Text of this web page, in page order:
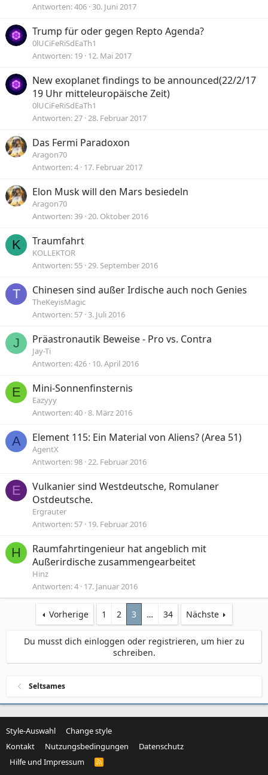
Antworten 406 30. Juni 2017
Trump für oder gegen Repto Agenda?
0lUCiFeRiSdEaTh1
Antworten 19 12. Mai 2017
New exoplanet findings to be announced(22/2/17
19 Uhr mitteleuropäische Zeit)
0lUCiFeRiSdEaTh1
Antworten 27 28. Februar 2017
Das Fermi Paradoxon
Aragon70
Antworten 4 17. Februar 2017
Elon Musk will den Mars besiedeln
Aragon70
Antworten 39 20. Oktober 2016
K Traumfahrt
KOLLEKTOR
Antworten 55 29. September 2016
T Chinesen sind außer Irdische auch noch Genies
TheKeyisMagic
Antworten 57 3. Juli 2016
J Präastronautik Beweise - Pro vs. Contra
Jay-Ti
Antworten 426 10. April 2016
E Mini-Sonnenfinsternis
Eazyyy
Antworten 40 8. März 2016
A Element 115: Ein Material von Aliens? (Area 51)
AgentX
Antworten 98 22. Februar 2016
E
Vulkanier sind Westdeutsche, Romulaner
Ostdeutsche.
Ergrauter
Antworten 57 19. Februar 2016
H
Raumfahrtingenieur hat angeblich mit
Außerirdische zusammengearbeitet
Hinz
Antworten 4 17. Januar 2016
Vorherige 1 2 3 … 34 Nächste
Du musst dich einloggen oder registrieren, um hier zu
schreiben.
Seltsames
Style-Auswahl
Change style
Kontakt
Nutzungsbedingungen
Datenschutz
Hilfe und Impressum
R